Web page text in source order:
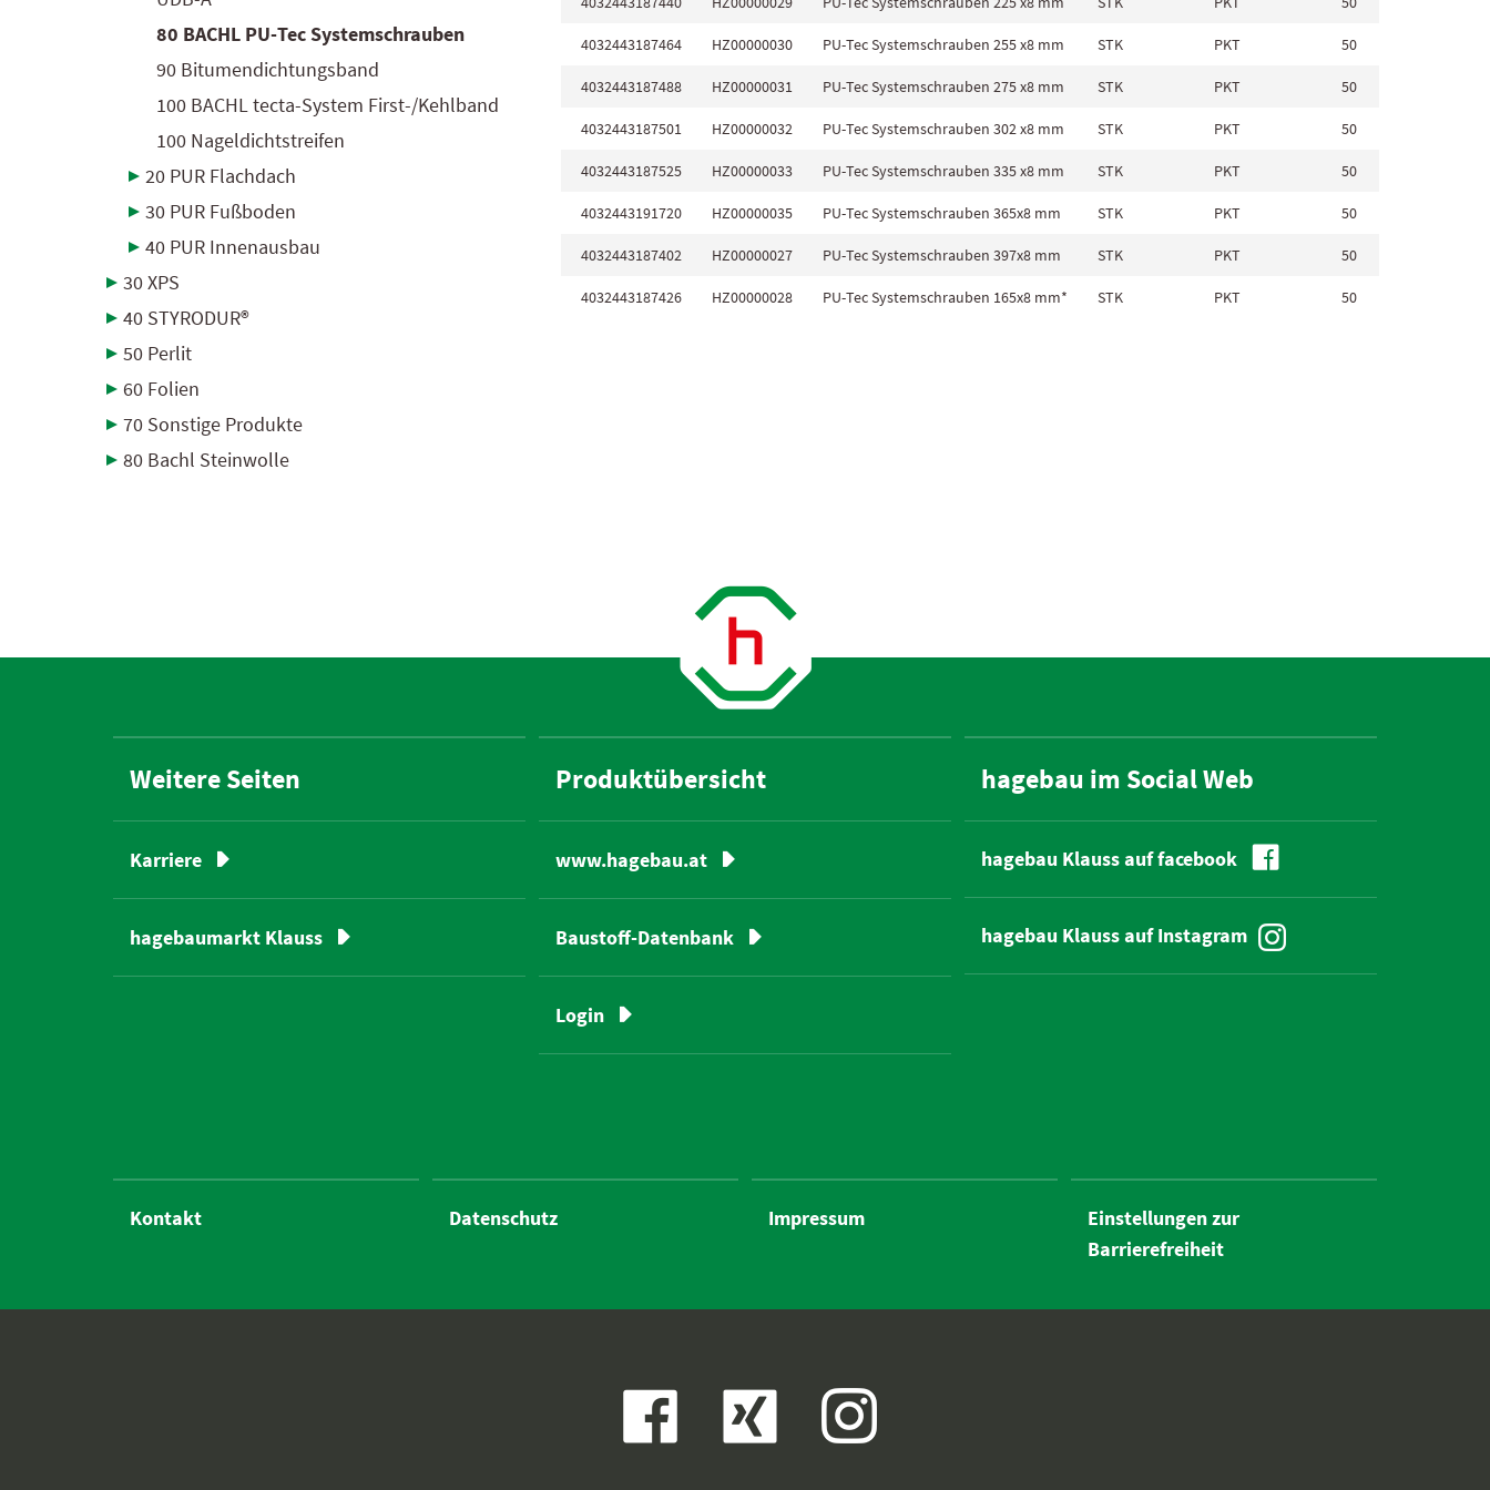
80 BACHL PU-Tec Systemschrauben
90 Bitumendichtungsband
100 BACHL tecta-System First-/Kehlband
100 Nageldichtstreifen
20 PUR Flachdach
30 PUR Fußboden
40 PUR Innenausbau
30 XPS
40 STYRODUR®
50 Perlit
60 Folien
70 Sonstige Produkte
80 Bachl Steinwolle
* für Vollflächendämmung auf den Sparren, für die Befestigung von BACHL tecta-PUR®DS
4032443187464 HZ00000030 PU-Tec Systemschrauben 255 x8 mm STK PKT 50
4032443187488 HZ00000031 PU-Tec Systemschrauben 275 x8 mm STK PKT 50
4032443187501 HZ00000032 PU-Tec Systemschrauben 302 x8 mm STK PKT 50
4032443187525 HZ00000033 PU-Tec Systemschrauben 335 x8 mm STK PKT 50
4032443191720 HZ00000035 PU-Tec Systemschrauben 365x8 mm STK PKT 50
4032443187402 HZ00000027 PU-Tec Systemschrauben 397x8 mm STK PKT 50
4032443187426 HZ00000028 PU-Tec Systemschrauben 165x8 mm* STK PKT 50
Weitere Seiten
Karriere
hagebaumarkt Klauss
Produktübersicht
www.hagebau.at
Baustoff-Datenbank
Login
hagebau im Social Web
hagebau Klauss auf facebook
hagebau Klauss auf Instagram
Kontakt Datenschutz Impressum
Einstellungen zur
Barrierefreiheit
